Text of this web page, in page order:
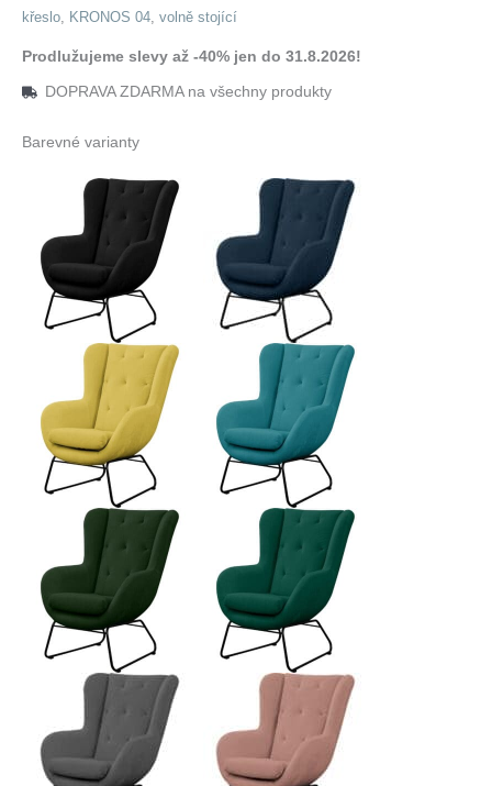
křeslo, KRONOS 04, volně stojící
Prodlužujeme slevy až -40% jen do 31.8.2026!
DOPRAVA ZDARMA na všechny produkty
Barevné varianty